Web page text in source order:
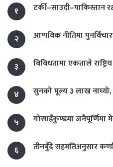
१ टर्की–साउदी–पाकिस्तान
२ आणविक नीतिमा
३ विविधतामा एकताले
४ सुनको मूल्य ३ लाख
५ गोसाइँकुण्डमा जनैपूर्णिमा
६ तीनबुँदे सहमतिअनुसार